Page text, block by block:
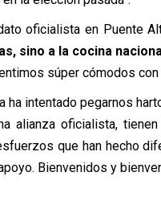
oficialista en Puente
sino a la cocina
súper cómodos con
ha intentado pegarnos
alianza oficialista,
que han hecho
Bienvenidos y